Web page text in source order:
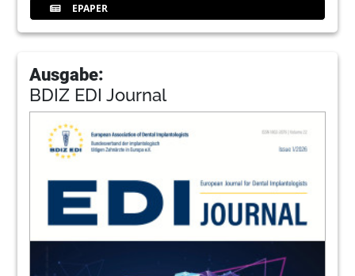
EPAPER
Ausgabe:
BDIZ EDI Journal